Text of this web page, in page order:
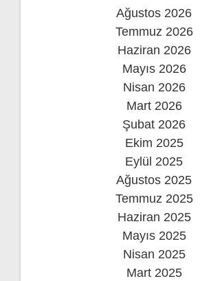
Ağustos 2026
Temmuz 2026
Haziran 2026
Mayıs 2026
Nisan 2026
Mart 2026
Şubat 2026
Ekim 2025
Eylül 2025
Ağustos 2025
Temmuz 2025
Haziran 2025
Mayıs 2025
Nisan 2025
Mart 2025